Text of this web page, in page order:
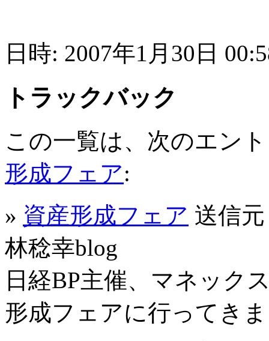
日時: 2007年1月30日
トラックバック
この一覧は、次のエン
形成フェア:
» 資産形成フェア 送信
林稔幸blog
日経BP主催、マネック
形成フェアに行ってき